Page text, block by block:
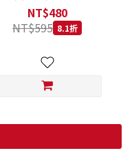
羊肉藍莓 小顆粒 800G
NT$480
NT$595 8.1折